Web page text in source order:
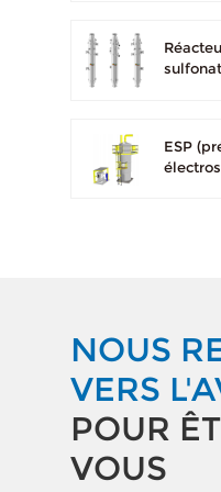
ESP
NOUS
VERS
POUR
VOUS